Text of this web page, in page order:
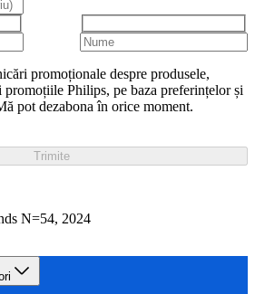
promoționale despre produsele,
Philips, pe baza preferințelor și
pot dezabona în orice moment.
Trimite
N=54, 2024